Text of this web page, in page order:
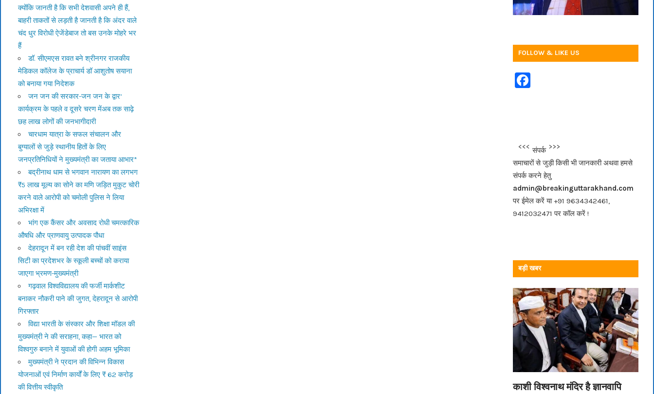
क्योंकि जानती है कि सभी देशवासी अपने ही हैं,
बाहरी ताकतों से लड़ती है जानती है कि अंदर वाले
चंद धुर विरोधी ऐजेंडेबाज तो बस उनके मोहरे भर
हैं
डॉ. सीएमएस रावत बने श्रीनगर राजकीय
मेडिकल कॉलेज के प्राचार्य डॉ आशुतोष सयाना
को बनाया गया निदेशक
जन जन की सरकार-जन जन के द्वार’
कार्यक्रम के पहले व दूसरे चरण मेंअब तक साढ़े
छह लाख लोगों की जनभागीदारी
चारधाम यात्रा के सफल संचालन और
बुग्यालों से जुड़े स्थानीय हितों के लिए
जनप्रतिनिधियों ने मुख्यमंत्री का जताया आभार*
बद्रीनाथ धाम से भगवान नारायण का लगभग
₹5 लाख मूल्य का सोने का मणि जड़ित मुकुट चोरी
करने वाले आरोपी को चमोली पुलिस ने लिया
अभिरक्षा में
भांग एक कैंसर और अवसाद रोधी चमत्कारिक
औषधि और प्राणवायु उत्पादक पौधा
देहरादून में बन रही देश की पांचवीं साइंस
सिटी का प्रदेशभर के स्कूली बच्चों को कराया
जाएगा भ्रमण-मुख्यमंत्री
गढ़वाल विश्वविद्यालय की फर्जी मार्कशीट
बनाकर नौकरी पाने की जुगत, देहरादून से आरोपी
गिरफ्तार
विद्या भारती के संस्कार और शिक्षा मॉडल की
मुख्यमंत्री ने की सराहना, कहा— भारत को
विश्वगुरु बनाने में युवाओं की होगी अहम भूमिका
मुख्यमंत्री ने प्रदान की विभिन्न विकास
योजनाओं एवं निर्माण कार्यों के लिए ₹ 62 करोड़
की वित्तीय स्वीकृति
FOLLOW & LIKE US
F
b
o
o
k
<<<
संपर्क
>>>
समाचारों से जुड़ी किसी भी जानकारी अथवा हमसे
संपर्क करने हेतु
admin@breakinguttarakhand.com
पर ईमेल करें या +91 9634342461,
9412032471 पर कॉल करें !
बड़ी खबर
काशी विश्वनाथ मंदिर है ज्ञानवापि